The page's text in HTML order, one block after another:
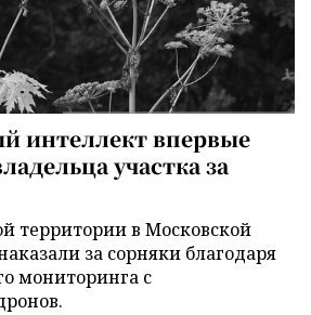
интеллект впервые
участка за
территории в Московской
за сорняки благодаря
мониторинга с